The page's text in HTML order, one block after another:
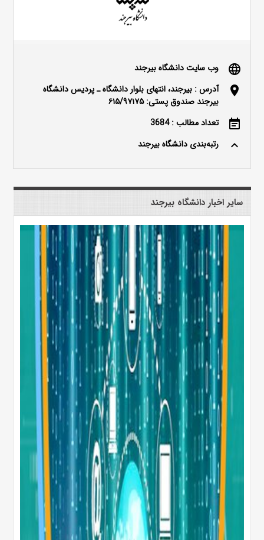
language وب سایت دانشگاه بیرجند
location_on
آدرس : بیرجند، انتهای بلوار دانشگاه ـ پردیس دانشگاه
بیرجند صندوق پستی: ۶۱۵/۹۷۱۷۵
event_note تعداد مطالب : 3684
keyboard_arrow_up رتبه‌بندی دانشگاه بیرجند
سایر اخبار دانشگاه بیرجند